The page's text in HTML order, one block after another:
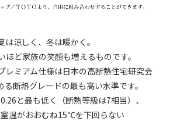
は涼しく、冬は暖かく。
ほど家族の笑顔も増えるものです。
レミアム仕様は日本の高断熱住宅研究会
る断熱グレードの最も高い水準です。
と最も低く（断熱等級は7相当）、
温がおおむね15℃を下回らない